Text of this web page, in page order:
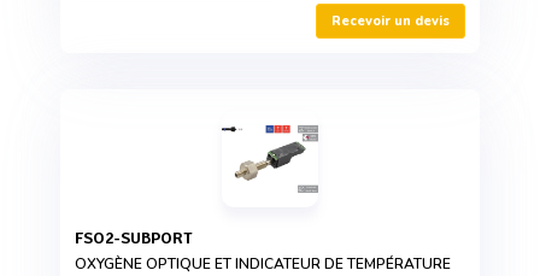
Recevoir un devis
FSO2-SUBPORT
OXYGÈNE OPTIQUE ET INDICATEUR DE TEMPÉRATURE